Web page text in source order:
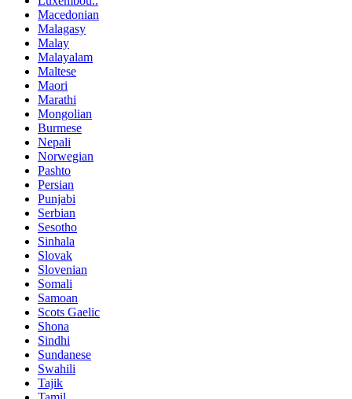
Macedonian
Malagasy
Malay
Malayalam
Maltese
Maori
Marathi
Mongolian
Burmese
Nepali
Norwegian
Pashto
Persian
Punjabi
Serbian
Sesotho
Sinhala
Slovak
Slovenian
Somali
Samoan
Scots Gaelic
Shona
Sindhi
Sundanese
Swahili
Tajik